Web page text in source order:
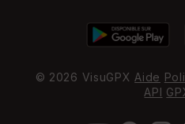
© 2026 VisuGPX Aide
API